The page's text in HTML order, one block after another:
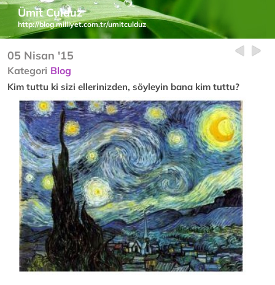
Ümit Culduz
http://blog.milliyet.com.tr/umitculduz
05 Nisan '15
Kategori Blog
Kim tuttu ki sizi ellerinizden, söyleyin bana kim tuttu?